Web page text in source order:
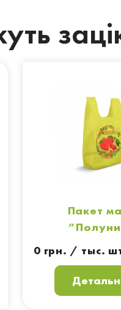
Пакет
0 грн. / тыс.